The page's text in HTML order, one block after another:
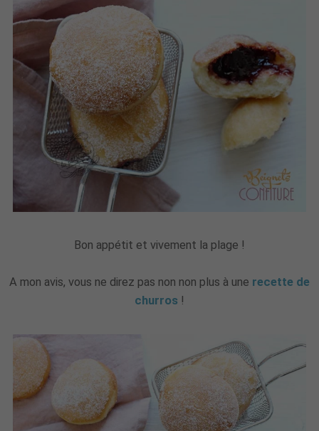
Bon appétit et vivement la plage !
A mon avis, vous ne direz pas non non plus à une recette de
churros !